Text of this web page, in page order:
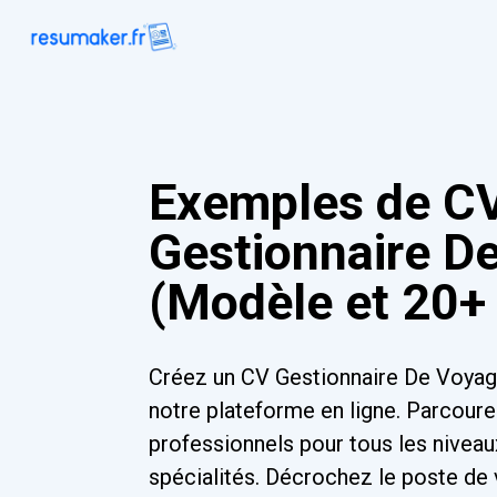
Exemples de
Gestionnaire
(Modèle et
Créez un CV Gestionnaire De
notre plateforme en ligne.
professionnels pour tous les
spécialités. Décrochez le poste de